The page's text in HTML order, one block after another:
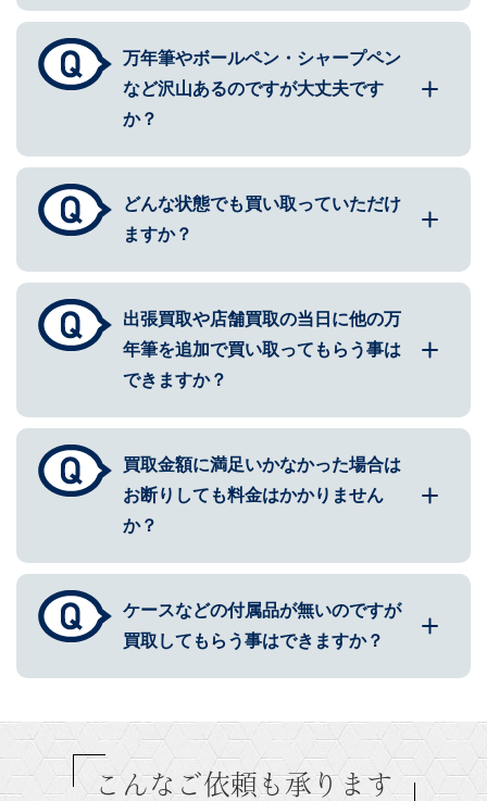
万年筆やボールペン・シャープペン
など沢山あるのですが大丈夫です
か？
どんな状態でも買い取っていただけ
ますか？
出張買取や店舗買取の当日に他の万
年筆を追加で買い取ってもらう事は
できますか？
買取金額に満足いかなかった場合は
お断りしても料金はかかりません
か？
ケースなどの付属品が無いのですが
買取してもらう事はできますか？
こんなご依頼も承ります